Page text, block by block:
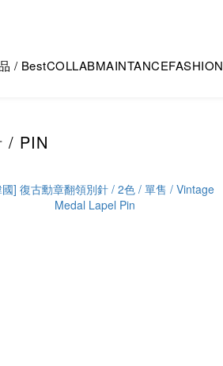
/ BestCOLLABMAINTANCEFASHION
/ PIN